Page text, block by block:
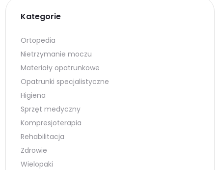
Kategorie
Ortopedia
Nietrzymanie moczu
Materiały opatrunkowe
Opatrunki specjalistyczne
Higiena
Sprzęt medyczny
Kompresjoterapia
Rehabilitacja
Zdrowie
Wielopaki